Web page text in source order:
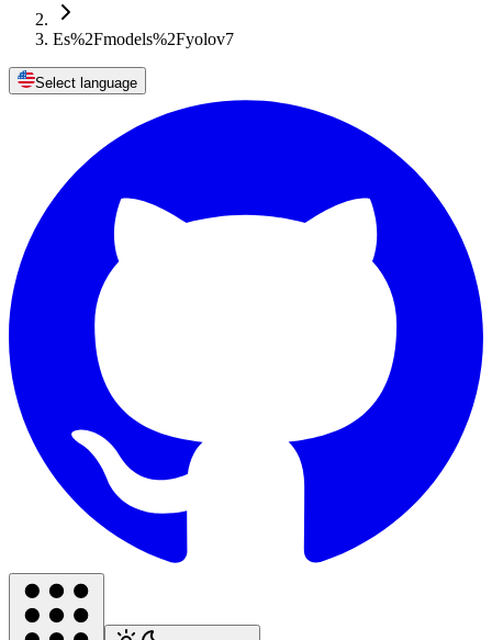
Es%2Fmodels%2Fyolov7
Select language